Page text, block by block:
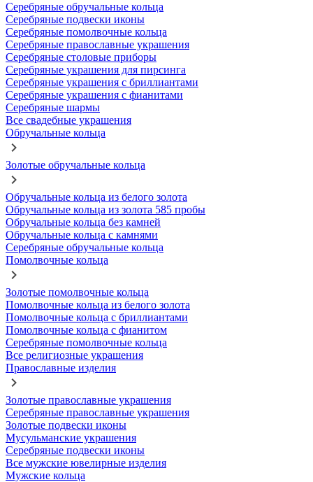
Серебряные обручальные кольца
Серебряные подвески иконы
Серебряные помолвочные кольца
Серебряные православные украшения
Серебряные столовые приборы
Серебряные украшения для пирсинга
Серебряные украшения с бриллиантами
Серебряные украшения с фианитами
Серебряные шармы
Все свадебные украшения
Обручальные кольца
Золотые обручальные кольца
Обручальные кольца из белого золота
Обручальные кольца из золота 585 пробы
Обручальные кольца без камней
Обручальные кольца с камнями
Серебряные обручальные кольца
Помолвочные кольца
Золотые помолвочные кольца
Помолвочные кольца из белого золота
Помолвочные кольца с бриллиантами
Помолвочные кольца с фианитом
Серебряные помолвочные кольца
Все религиозные украшения
Православные изделия
Золотые православные украшения
Серебряные православные украшения
Золотые подвески иконы
Мусульманские украшения
Серебряные подвески иконы
Все мужские ювелирные изделия
Мужские кольца